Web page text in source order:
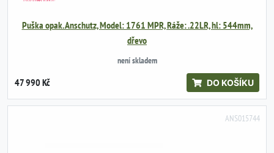
Puška opak. Anschutz, Model: 1761 MPR, Ráže: .22LR, hl: 544mm,
dřevo
není skladem
47 990 Kč DO KOŠÍKU
ANS015744